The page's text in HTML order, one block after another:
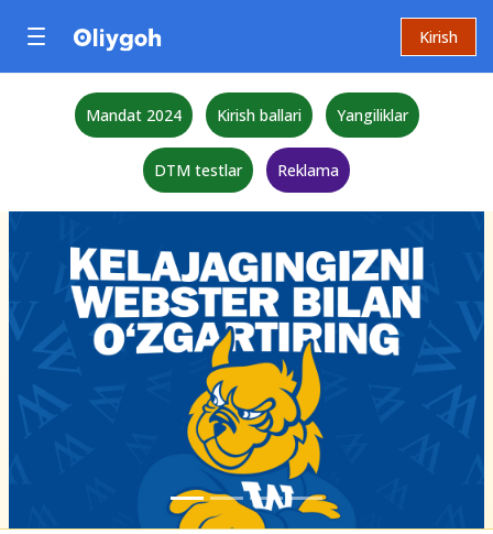
Kirish
Mandat 2024 Kirish ballari Yangiliklar
DTM testlar Reklama